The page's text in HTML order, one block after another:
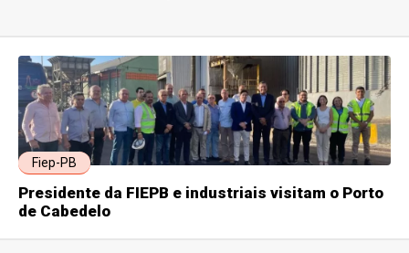
Fiep-PB
Presidente da FIEPB e industriais visitam o Porto
de Cabedelo